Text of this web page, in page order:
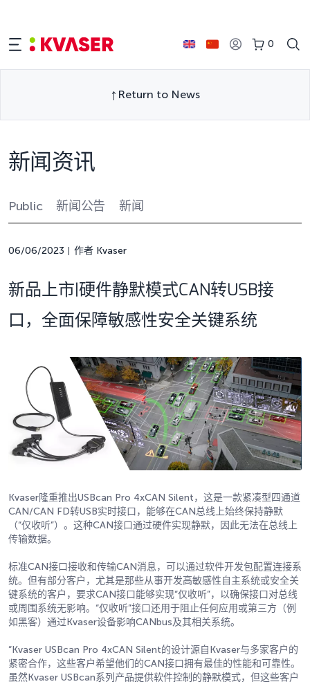
0
Return to News
新闻资讯
Public 新闻公告 新闻
06/06/2023 作者 Kvaser
新品上市|硬件静默模式CAN转USB接
口，全面保障敏感性安全关键系统
Kvaser隆重推出USBcan Pro 4xCAN Silent，这是一款紧凑型四通道
CAN/CAN FD转USB实时接口，能够在CAN总线上始终保持静默
（“仅收听”）。这种CAN接口通过硬件实现静默，因此无法在总线上
传输数据。
标准CAN接口接收和传输CAN消息，可以通过软件开发包配置连接系
统。但有部分客户，尤其是那些从事开发高敏感性自主系统或安全关
键系统的客户，要求CAN接口能够实现“仅收听”，以确保接口对总线
或周围系统无影响。“仅收听”接口还用于阻止任何应用或第三方（例
如黑客）通过Kvaser设备影响CANbus及其相关系统。
“Kvaser USBcan Pro 4xCAN Silent的设计源自Kvaser与多家客户的
紧密合作，这些客户希望他们的CAN接口拥有最佳的性能和可靠性。
虽然Kvaser USBcan系列产品提供软件控制的静默模式，但这些客户